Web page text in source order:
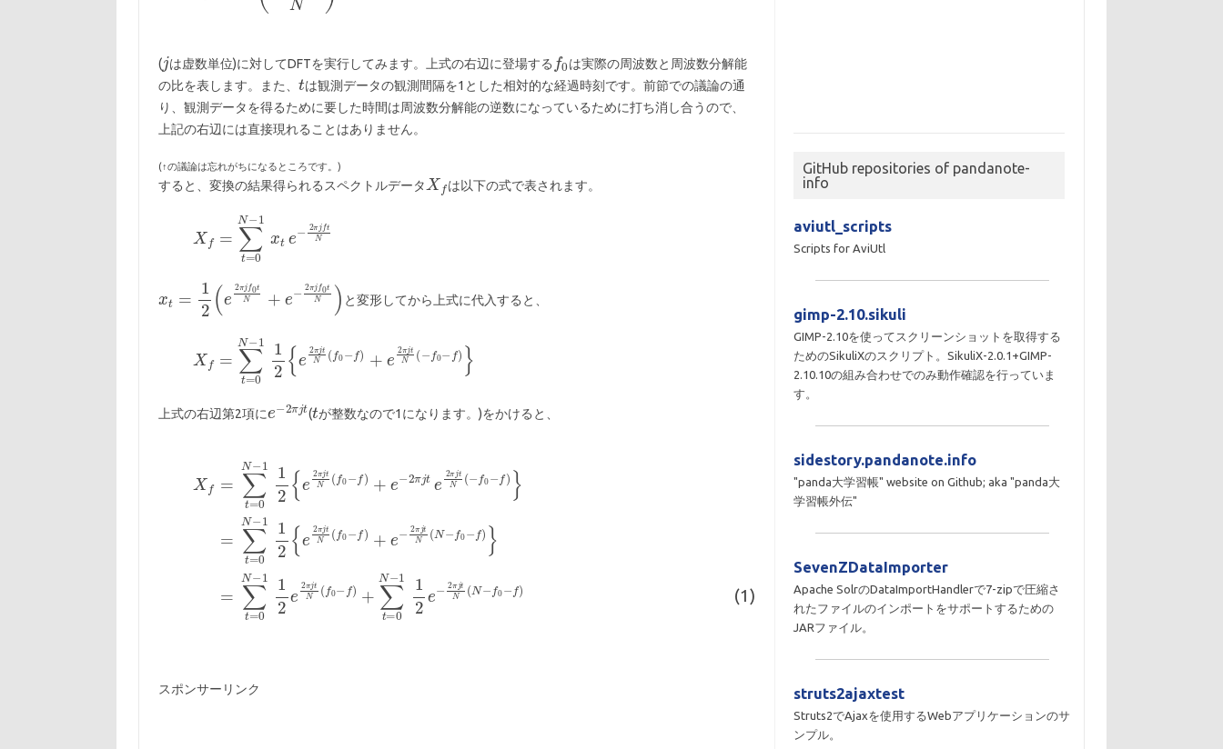
( は虚数単位)に対してDFTを実行してみます。上式の右辺に登場する
は実際の周波数と周波数分解能
の比を表します。また、
は観測データの観測間隔を1とした相対的な経過時刻です。前節での議論の通
り、観測データを得るために要した時間は周波数分解能の逆数になっているために打ち消し合うので、
上記の右辺には直接現れることはありません。
(↑の議論は忘れがちになるところです。)
すると、変換の結果得られるスペクトルデータ は以下の式で表されます。
と変形してから上式に代入すると、
上式の右辺第2項に ( が整数なので1になります。)をかけると、
(1)
スポンサーリンク
GitHub repositories of pandanote-
info
aviutl_scripts
Scripts for AviUtl
gimp-2.10.sikuli
GIMP-2.10を使ってスクリーンショットを取得する
ためのSikuliXのスクリプト。SikuliX-2.0.1+GIMP-
2.10.10の組み合わせでのみ動作確認を行っていま
す。
sidestory.pandanote.info
"panda大学習帳" website on Github; aka "panda大
学習帳外伝"
SevenZDataImporter
Apache SolrのDataImportHandlerで7-zipで圧縮さ
れたファイルのインポートをサポートするための
JARファイル。
struts2ajaxtest
Struts2でAjaxを使用するWebアプリケーションのサ
ンプル。